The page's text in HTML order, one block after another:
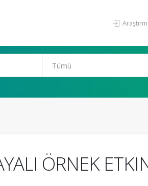
ÖRNEK